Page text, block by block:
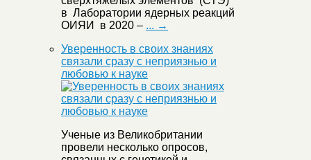
в Лаборатории ядерных реакций
ОИЯИ в 2020 – ... →
Уверенность в своих знаниях
связали сразу с неприязнью и
любовью к науке
Ученые из Великобритании
провели несколько опросов,